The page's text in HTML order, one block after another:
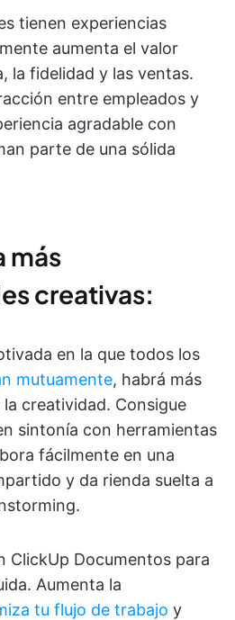
tienen experiencias
aumenta el valor
la fidelidad y las ventas.
entre empleados y
agradable con
parte de una sólida
más
creativas:
en la que todos los
mutuamente, habrá más
creatividad. Consigue
sintonía con herramientas
fácilmente en una
y da rienda suelta a
ClickUp Documentos para
Aumenta la
tu flujo de trabajo y